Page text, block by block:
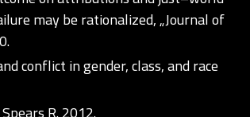
may be rationalized, „Journal of
conflict in gender, class, and race